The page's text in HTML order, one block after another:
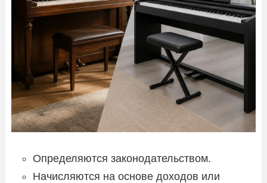
Определяются законодательством.
Начисляются на основе доходов или